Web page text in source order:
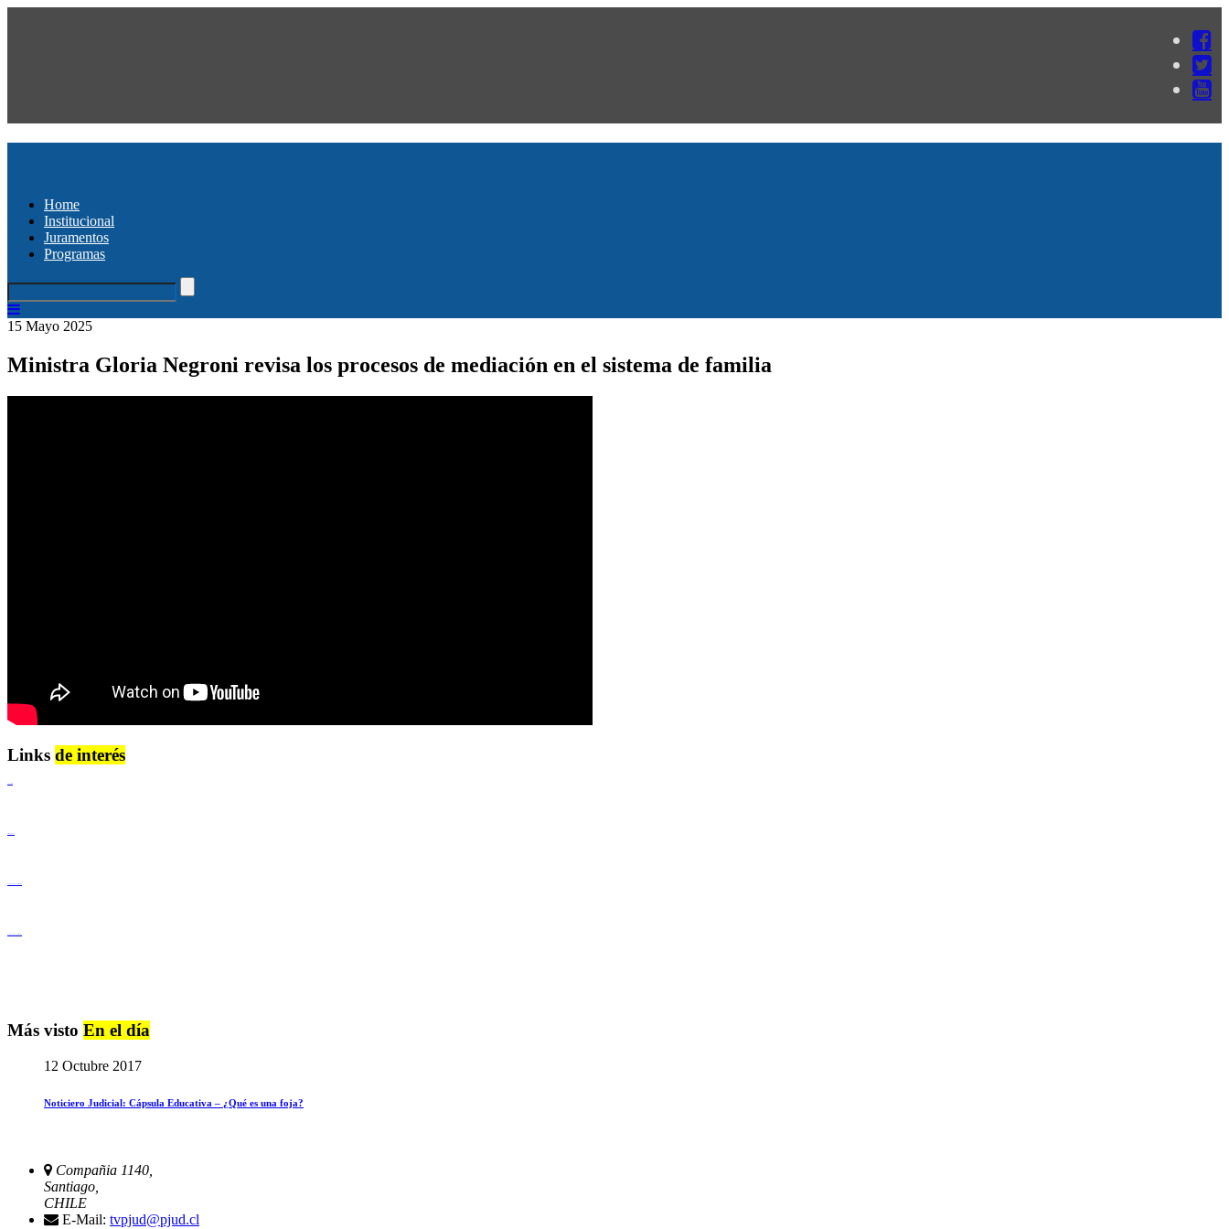
Home
Institucional
Juramentos
Programas
15 Mayo 2025
Ministra Gloria Negroni revisa los procesos de mediación en el sistema de familia
Links de interés
Más visto En el día
12 Octubre 2017
Noticiero Judicial: Cápsula Educativa – ¿Qué es una foja?
Compañia 1140,
Santiago,
CHILE
E-Mail: tvpjud@pjud.cl